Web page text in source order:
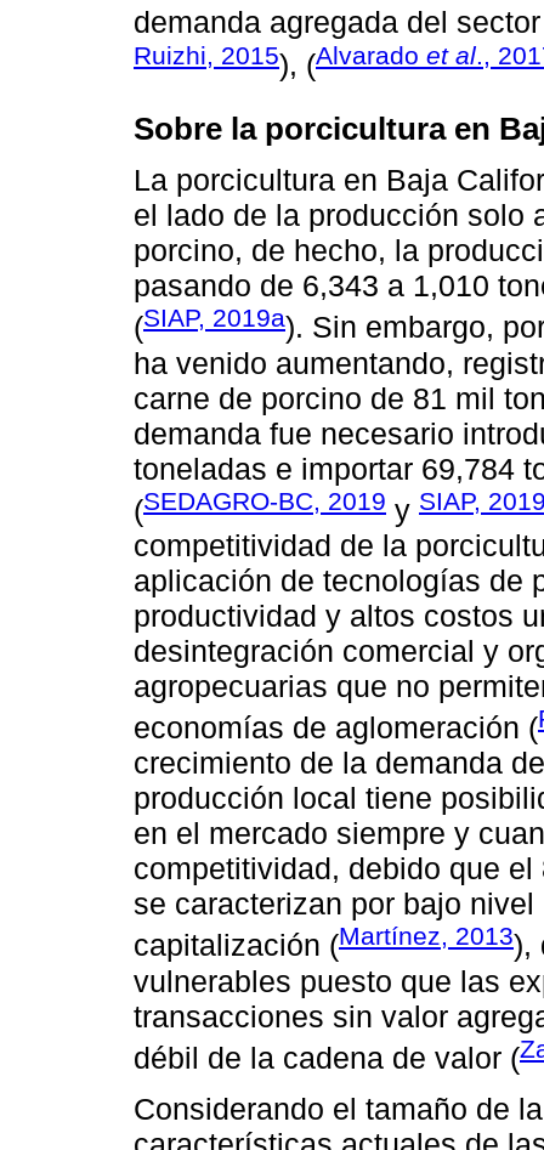
demanda agregada del
Ruizhi, 2015), (Alvarado et al.,
Sobre la porcicultura en
La porcicultura en Baja
el lado de la producción solo
porcino, de hecho, la
pasando de 6,343 a 1,010
(SIAP, 2019a). Sin embargo,
ha venido aumentando,
carne de porcino de 81 mil
demanda fue necesario
toneladas e importar 69,784
(SEDAGRO-BC, 2019 y SIAP,
competitividad de la
aplicación de tecnologías de
productividad y altos costos
desintegración comercial y
agropecuarias que no
economías de aglomeración (
crecimiento de la demanda
producción local tiene
en el mercado siempre y
competitividad, debido que
se caracterizan por bajo
capitalización (Martínez, 2013),
vulnerables puesto que las
transacciones sin valor
débil de la cadena de valor (
Considerando el tamaño de